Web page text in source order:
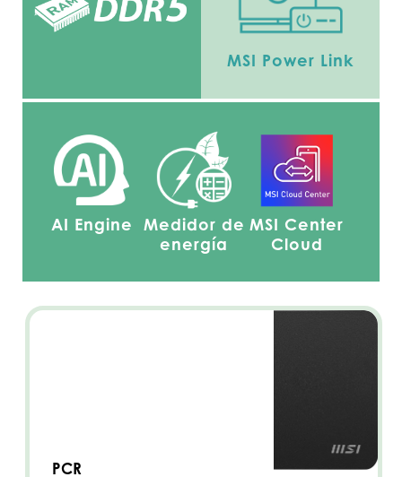
MSI Power Link
AI Engine
Medidor de
energía
MSI Center
Cloud
PCR